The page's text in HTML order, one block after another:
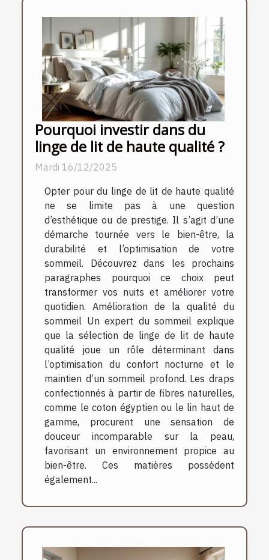
Pourquoi investir dans du
linge de lit de haute qualité ?
Mardi 16/12/2025
Opter pour du linge de lit de haute qualité
ne se limite pas à une question
d’esthétique ou de prestige. Il s’agit d’une
démarche tournée vers le bien-être, la
durabilité et l’optimisation de votre
sommeil. Découvrez dans les prochains
paragraphes pourquoi ce choix peut
transformer vos nuits et améliorer votre
quotidien. Amélioration de la qualité du
sommeil Un expert du sommeil explique
que la sélection de linge de lit de haute
qualité joue un rôle déterminant dans
l’optimisation du confort nocturne et le
maintien d’un sommeil profond. Les draps
confectionnés à partir de fibres naturelles,
comme le coton égyptien ou le lin haut de
gamme, procurent une sensation de
douceur incomparable sur la peau,
favorisant un environnement propice au
bien-être. Ces matières possèdent
également...